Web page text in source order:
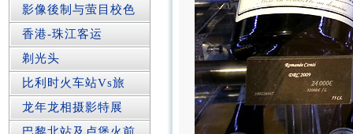
影像後制与萤目校色
香港-珠江客运
剃光头
比利时火车站Vs旅
龙年龙相摄影特展